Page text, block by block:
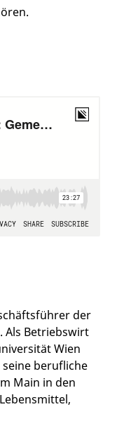
der
Als Betriebswirt
Wien
berufliche
Main in den